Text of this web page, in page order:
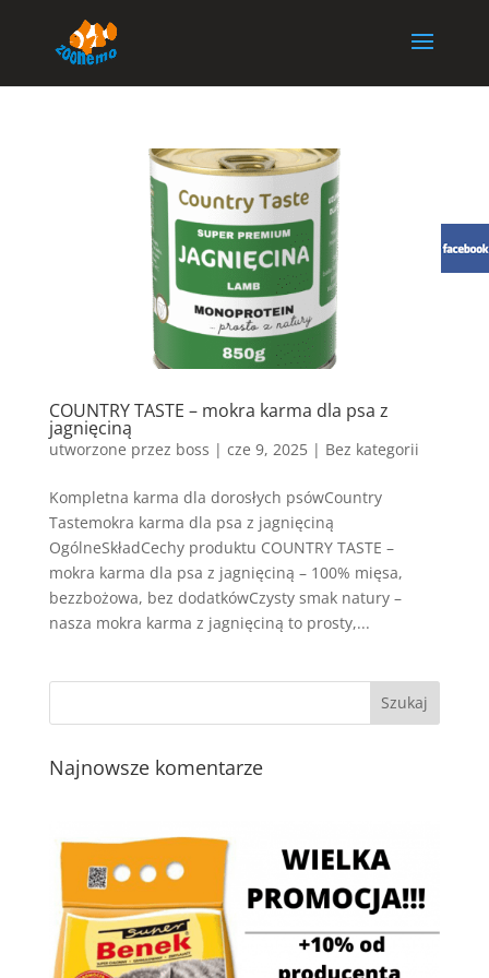
COUNTRY TASTE – mokra karma dla psa z
jagnięciną
utworzone przez boss | cze 9, 2025| Bez kategorii
Kompletna karma dla dorosłych psówCountry
Tastemokra karma dla psa z jagnięciną
OgólneSkładCechy produktu COUNTRY TASTE –
mokra karma dla psa z jagnięciną – 100% mięsa,
bezzbożowa, bez dodatkówCzysty smak natury –
nasza mokra karma z jagnięciną to prosty,...
Najnowsze komentarze